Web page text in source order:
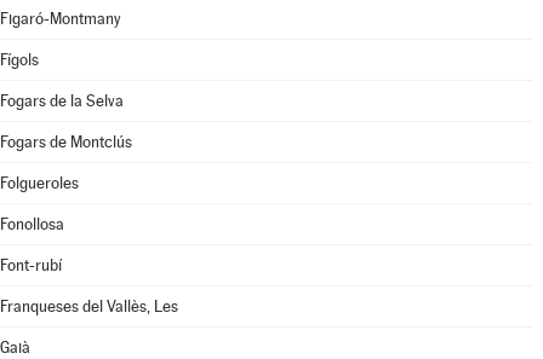
Figaró-Montmany
Fígols
Fogars de la Selva
Fogars de Montclús
Folgueroles
Fonollosa
Font-rubí
Franqueses del Vallès, Les
Gaià